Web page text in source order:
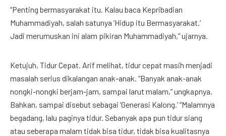
“Penting bermasyarakat itu. Kalau baca Kepribadian
Muhammadiyah, salah satunya ‘Hidup itu Bermasyarakat.’
Jadi merumuskan ini alam pikiran Muhammadiyah,” ujarnya.
Ketujuh, Tidur Cepat. Arif melihat, tidur cepat masih menjadi
masalah serius dikalangan anak-anak. “Banyak anak-anak
nongki-nongki berjam-jam, sampai larut malam,” ungkapnya.
Bahkan, sampai disebut sebagai ‘Generasi Kalong.’ “Malamnya
begadang, lalu paginya tidur. Sebanyak apa pun tidur siang
atau seberapa malam tidak bisa tidur, tidak bisa kualitasnya